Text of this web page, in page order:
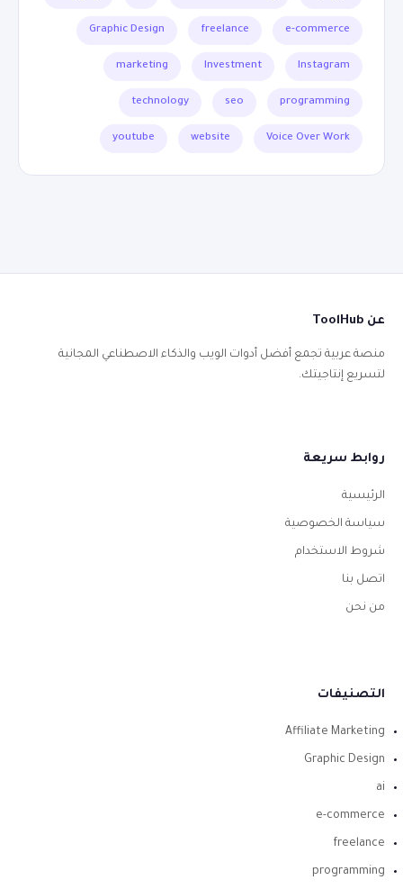
e-commerce
freelance
Graphic Design
Instagram
Investment
marketing
programming
seo
technology
Voice Over Work
website
youtube
عن ToolHub
منصة عربية تجمع أفضل أدوات الويب والذكاء الاصطناعي المجانية
لتسريع إنتاجيتك.
روابط سريعة
الرئيسية
سياسة الخصوصية
شروط الاستخدام
اتصل بنا
من نحن
التصنيفات
Affiliate Marketing
Graphic Design
ai
e-commerce
freelance
programming